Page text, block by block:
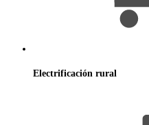
Electrificación rural